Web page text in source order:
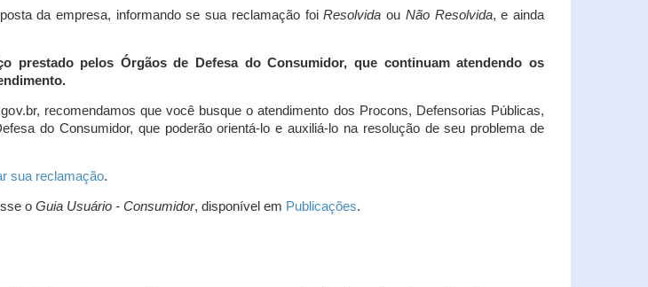
da empresa, informando se sua reclamação foiResolvida ou Não Resolvida, e ainda
prestado pelos Órgãos de Defesa do Consumidor, que continuam atendendo os
recomendamos que você busque o atendimento dos Procons, Defensorias Públicas,
do Consumidor, que poderão orientá-lo e auxiliá-lo na resolução de seu problema de
sua reclamação.
o Guia Usuário - Consumidor, disponível em Publicações.